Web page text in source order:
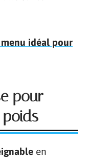
idéal pour
pour
en